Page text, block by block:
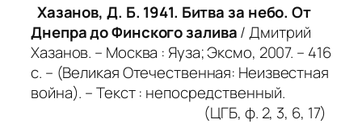
Хазанов, Д. Б. 1941. Битва за небо. От
Днепра до Финского залива/ Дмитрий
Хазанов. – Москва : Яуза; Эксмо, 2007. – 416
с. – (Великая Отечественная: Неизвестная
война). – Текст : непосредственный.
(ЦГБ, ф. 2, 3, 6, 17)